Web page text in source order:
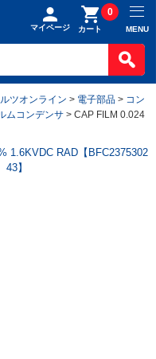
マイページ カート
0
MENU
ツオンライン > 電子部品 > コン
ムコンデンサ > CAP FILM 0.024